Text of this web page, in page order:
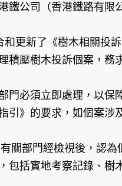
公司（香港鐵路有限
和更新了《樹木相關
積壓樹木投訴個案，務
必須立即處理，以保
引》的要求，如個案
部門經檢視後，認為
包括實地考察記錄、